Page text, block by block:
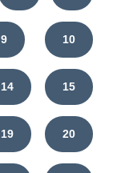
9 10
14 15
19 20